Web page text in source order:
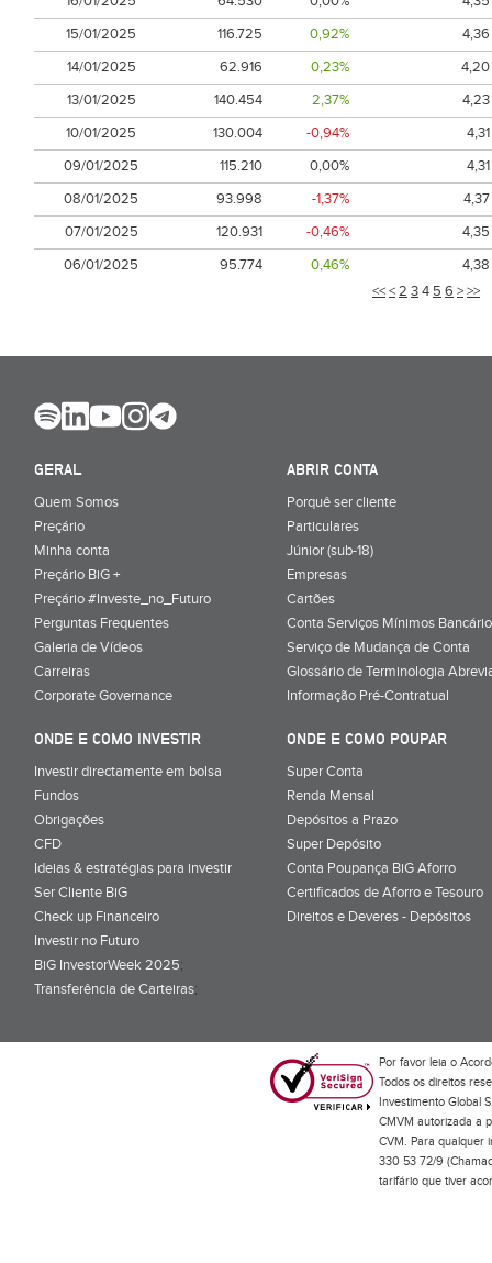
<<<2 34 5 6 >>>
15/01/2025
116.725 0,92%
4,36
14/01/2025
62.916 0,23%
4,20
13/01/2025
140.454 2,37%
4,23
10/01/2025
130.004 -0,94%
4,31
09/01/2025
115.210 0,00%
4,31
08/01/2025
93.998 -1,37%
4,37
07/01/2025
120.931 -0,46%
4,35
06/01/2025
95.774 0,46% 4,38
GERAL
Quem Somos
Preçário
Minha conta
Preçário BiG +
Preçário #Investe_no_Futuro
Perguntas Frequentes
Galeria de Vídeos
Carreiras
Corporate Governance
ABRIR CONTA
Porquê ser cliente
Particulares
Júnior (sub-18)
Empresas
Cartões
Conta Serviços Mínimos
Serviço de Mudança de Conta
Glossário de Terminologia
Informação Pré-Contratual
ONDE E COMO INVESTIR
Investir directamente em bolsa
Fundos
Obrigações
CFD
Ideias & estratégias para investir
Ser Cliente BiG
Check up Financeiro
Investir no Futuro
BiG InvestorWeek 2025;
Transferência de Carteiras;
ONDE E COMO POUPAR
Super Conta
Renda Mensal
Depósitos a Prazo
Super Depósito
Conta Poupança BiG Aforro
Certificados de Aforro e Tesouro
Direitos e Deveres - Depósitos
Por favor leia o
Todos os direitos
Investimento Global
CMVM autorizada a
CVM. Para qualquer
330 53 72/9
tarifário que tiver